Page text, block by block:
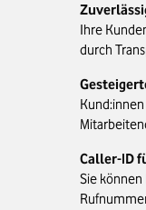
Ihre
durch
Caller-ID
Sie